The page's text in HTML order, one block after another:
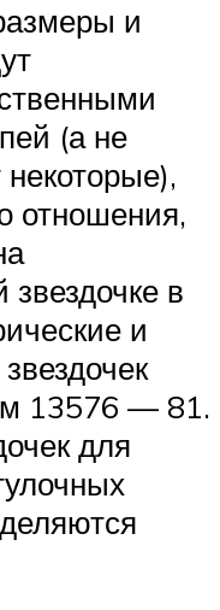
и
(а не
отношения,
в
и
13576 — 81.
для